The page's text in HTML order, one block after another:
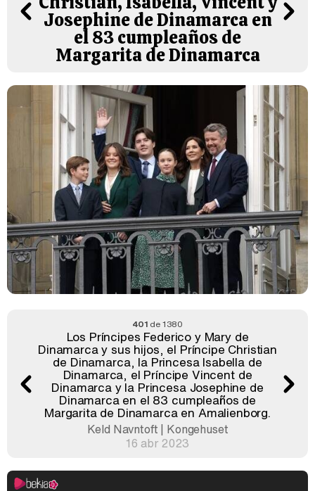
Josephine de Dinamarca en
el 83 cumpleaños de
Margarita de Dinamarca
401 de 1380
Los Príncipes Federico y Mary de
Dinamarca y sus hijos, el Príncipe Christian
de Dinamarca, la Princesa Isabella de
Dinamarca, el Príncipe Vincent de
Dinamarca y la Princesa Josephine de
Dinamarca en el 83 cumpleaños de
Margarita de Dinamarca en Amalienborg.
Keld Navntoft | Kongehuset
16 abr 2023